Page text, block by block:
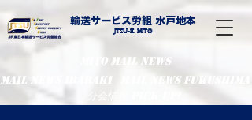
輸送サービス労組 水戸地本
​Jtsu-E Mito
MITO MAIL NEWS
MaiL NEWS IBARAKI
MaiL NEWS FUKUSHIMA